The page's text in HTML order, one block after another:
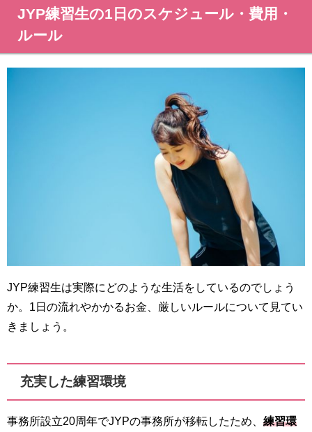
JYP練習生の1日のスケジュール・費用・
ルール
JYP練習生は実際にどのような生活をしているのでしょう
か。1日の流れやかかるお金、厳しいルールについて見てい
きましょう。
充実した練習環境
事務所設立20周年でJYPの事務所が移転したため、 練習環